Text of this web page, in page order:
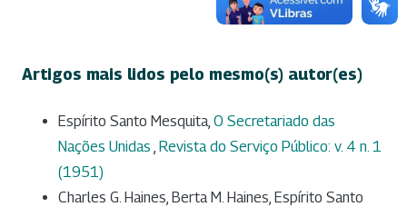
Artigos mais lidos pelo mesmo(s) autor(es)
Espírito Santo Mesquita, O Secretariado das
Nações Unidas , Revista do Serviço Público: v. 4 n. 1
(1951)
Charles G. Haines, Berta M. Haines, Espírito Santo